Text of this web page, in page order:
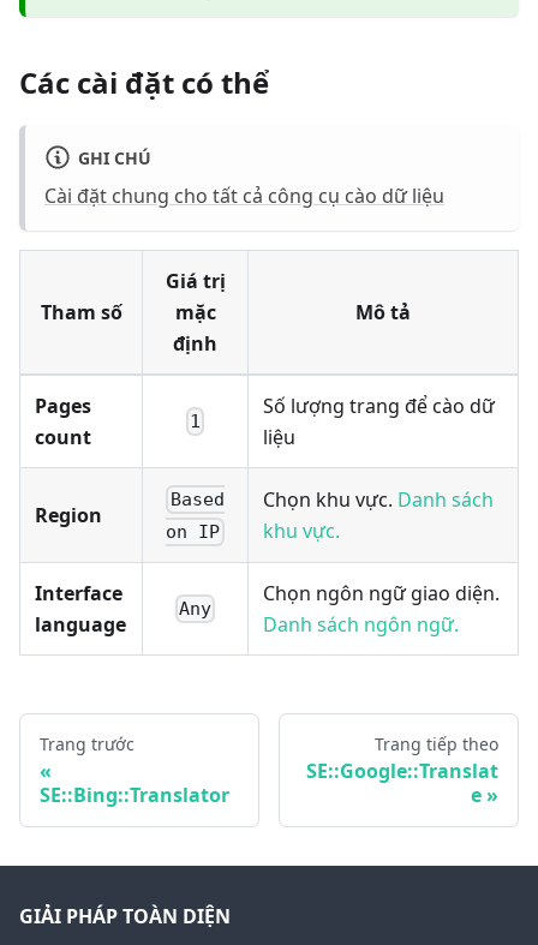
Các cài đặt có thể
GHI CHÚ
Cài đặt chung cho tất cả công cụ cào dữ liệu
Tham số
Giá trị
mặc
định
Mô tả
Pages
count
1
Số lượng trang để cào dữ
liệu
Region
Based
on IP
Chọn khu vực. Danh sách
khu vực.
Interface
language
Any
Chọn ngôn ngữ giao diện.
Danh sách ngôn ngữ.
Trang trước
SE::Bing::Translator
Trang tiếp theo
SE::Google::Translat
e
GIẢI PHÁP TOÀN DIỆN